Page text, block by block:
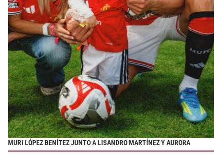
MURI LÓPEZ BENÍTEZ JUNTO A LISANDRO MARTÍNEZ Y AURORA